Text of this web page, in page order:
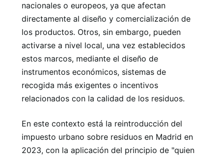
nacionales o europeos, ya que afectan
directamente al diseño y comercialización de
los productos. Otros, sin embargo, pueden
activarse a nivel local, una vez establecidos
estos marcos, mediante el diseño de
instrumentos económicos, sistemas de
recogida más exigentes o incentivos
relacionados con la calidad de los residuos.
En este contexto está la reintroducción del
impuesto urbano sobre residuos en Madrid en
2023, con la aplicación del principio de "quien